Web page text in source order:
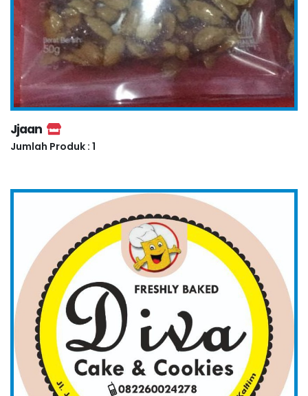
Jjaan
Jumlah Produk : 1